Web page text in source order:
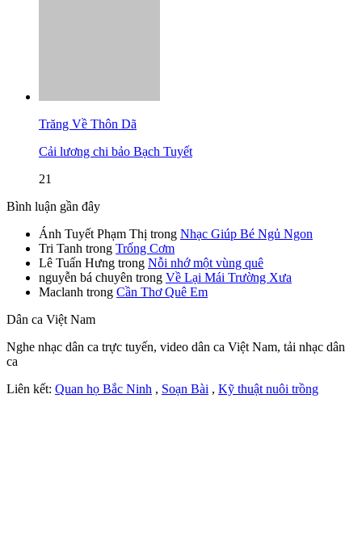
Trăng Về Thôn Dã
Cải lương chi bảo Bạch Tuyết
21
Bình luận gần đây
Ánh Tuyết Phạm Thị trong Nhạc Giúp Bé Ngủ Ngon
Tri Tanh trong Trống Cơm
Lê Tuấn Hưng trong Nỗi nhớ một vùng quê
nguyễn bá chuyên trong Về Lại Mái Trường Xưa
Maclanh trong Cần Thơ Quê Em
Dân ca Việt Nam
Nghe nhạc dân ca trực tuyến, video dân ca Việt Nam, tải nhạc dân
ca
Liên kết: Quan họ Bắc Ninh , Soạn Bài , Kỹ thuật nuôi trồng